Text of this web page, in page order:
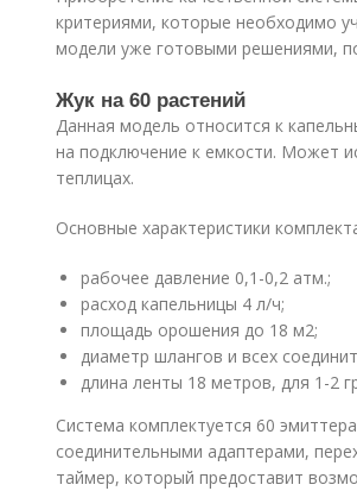
критериями, которые необходимо
модели уже готовыми решениями,
Жук на 60 растений
Данная модель относится к
на подключение к емкости. Может
теплицах.
Основные характеристики
рабочее давление 0,1-0,2 атм.;
расход капельницы 4 л/ч;
площадь орошения до 18 м2;
диаметр шлангов и всех
длина ленты 18 метров, для 1-2
Система комплектуется 60
соединительными адаптерами,
таймер, который предоставит